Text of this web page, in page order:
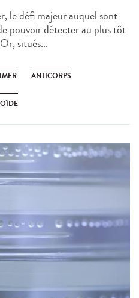
le défi majeur auquel sont
pouvoir détecter au plus tôt
situés...
ANTICORPS